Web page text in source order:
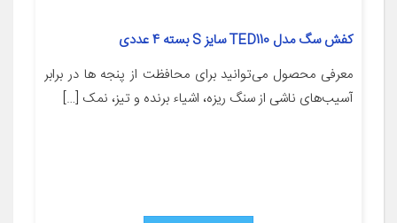
کفش سگ مدل TED110 سایز S بسته 4 عددی
معرفی محصول می‌توانید برای محافظت از پنجه ها در برابر
آسیب‌های ناشی از سنگ ریزه، اشیاء برنده و تیز، نمک […]